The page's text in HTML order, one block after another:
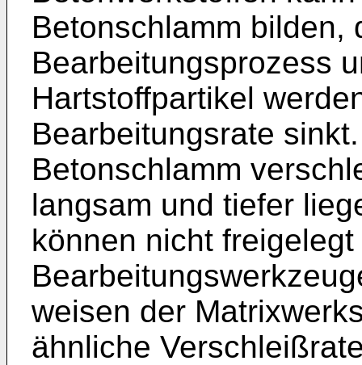
Betonschlamm bilden,
Bearbeitungsprozess
Hartstoffpartikel
Bearbeitungsrate
Betonschlamm
langsam und tiefer
können nicht
weisen der
ähnliche